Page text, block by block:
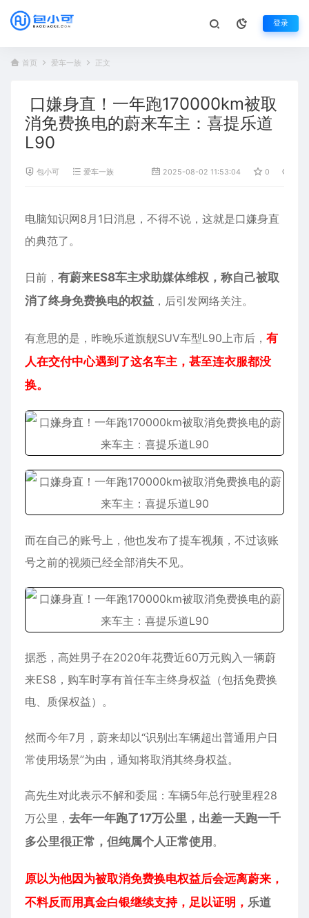
登录
首页 爱车一族 正文
口嫌身直！一年跑170000km被取
消免费换电的蔚来车主：喜提乐道
L90
包小可 爱车一族 2025-08-02 11:53:04 0
电脑知识网8月1日消息，不得不说，这就是口嫌身直
的典范了。
日前， 有蔚来ES8车主求助媒体维权，称自己被取
消了终身免费换电的权益 ，后引发网络关注。
有意思的是，昨晚乐道旗舰SUV车型L90上市后， 有
人在交付中心遇到了这名车主，甚至连衣服都没
换。
而在自己的账号上，他也发布了提车视频，不过该账
号之前的视频已经全部消失不见。
据悉，高姓男子在2020年花费近60万元购入一辆蔚
来ES8，购车时享有首任车主终身权益（包括免费换
电、质保权益）。
然而今年7月，蔚来却以“识别出车辆超出普通用户日
常使用场景”为由，通知将取消其终身权益。
高先生对此表示不解和委屈：车辆5年总行驶里程28
万公里， 去年一年跑了17万公里，出差一天跑一千
多公里很正常，但纯属个人正常使用 。
原以为他因为被取消免费换电权益后会远离蔚来，
不料反而用真金白银继续支持，足以证明， 乐道